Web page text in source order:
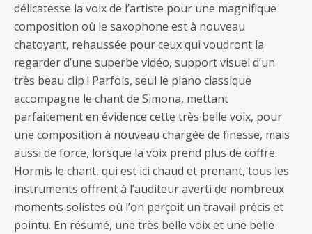
délicatesse la voix de l’artiste pour une magnifique
composition où le saxophone est à nouveau
chatoyant, rehaussée pour ceux qui voudront la
regarder d’une superbe vidéo, support visuel d’un
très beau clip ! Parfois, seul le piano classique
accompagne le chant de Simona, mettant
parfaitement en évidence cette très belle voix, pour
une composition à nouveau chargée de finesse, mais
aussi de force, lorsque la voix prend plus de coffre.
Hormis le chant, qui est ici chaud et prenant, tous les
instruments offrent à l’auditeur averti de nombreux
moments solistes où l’on perçoit un travail précis et
pointu. En résumé, une très belle voix et une belle